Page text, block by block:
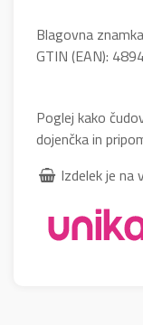
Blagovna
GTIN (EAN):
Poglej kako
dojenčka in
Izdelek je